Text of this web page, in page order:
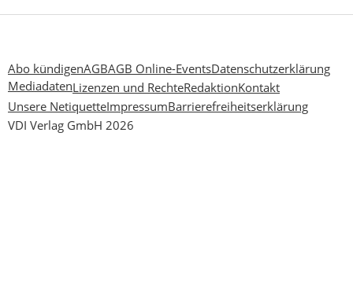
Abo kündigenAGBAGB Online-EventsDatenschutzerklärung
MediadatenLizenzen und RechteRedaktionKontakt
Unsere NetiquetteImpressumBarrierefreiheitserklärung
VDI Verlag GmbH 2026